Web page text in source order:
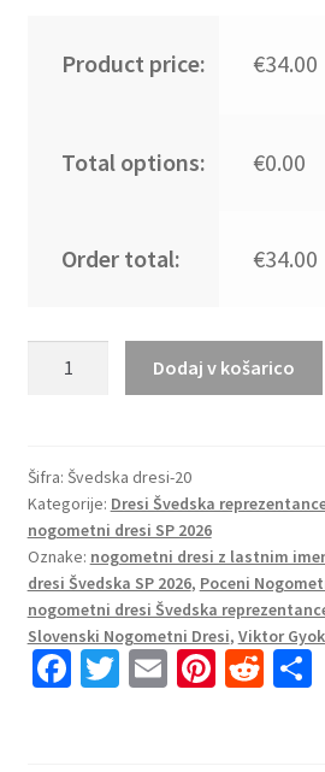
Product price: €34.00
Total options: €0.00
Order total: €34.00
Švedska
Gostujoči
SP
2026
Viktor
Gyökeres
17
količina
Dodaj v košarico
Šifra: Švedska dresi-20
Kategorije: Dresi Švedska
nogometni dresi SP 2026
Oznake: nogometni dresi z lastnim
dresi Švedska SP 2026, Poceni
nogometni dresi Švedska
Slovenski Nogometni Dresi, Viktor
Fa T E Pi R S